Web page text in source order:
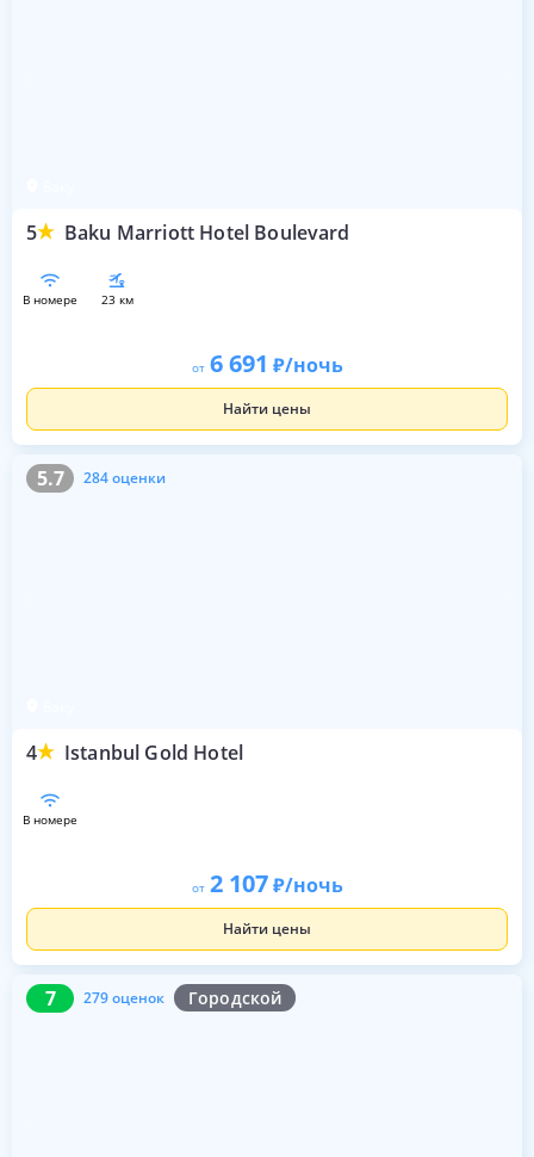
5 Baku Marriott Hotel Boulevard
в номере 23 км
от 6 691 /ночь
Найти цены
5.7 284 оценки
4 Istanbul Gold Hotel
5.7 284 оценки
в номере
от 2 107 /ночь
Найти цены
7 279 оценок Городской
7 279 оценок